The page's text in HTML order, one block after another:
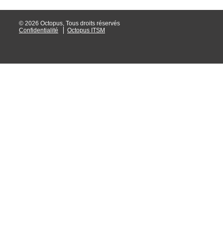
© 2026 Octopus, Tous droits réservés
Confidentialité
Octopus ITSM